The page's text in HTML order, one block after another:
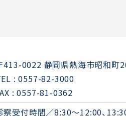
413-0022 静岡県熱海市昭和町
: 0557-82-3000
: 0557-81-0362
察受付時間／8:30～12:00、